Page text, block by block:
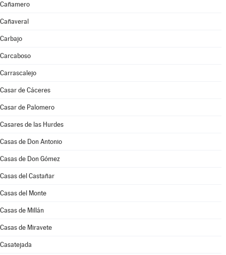
Cañamero
Cañaveral
Carbajo
Carcaboso
Carrascalejo
Casar de Cáceres
Casar de Palomero
Casares de las Hurdes
Casas de Don Antonio
Casas de Don Gómez
Casas del Castañar
Casas del Monte
Casas de Millán
Casas de Miravete
Casatejada